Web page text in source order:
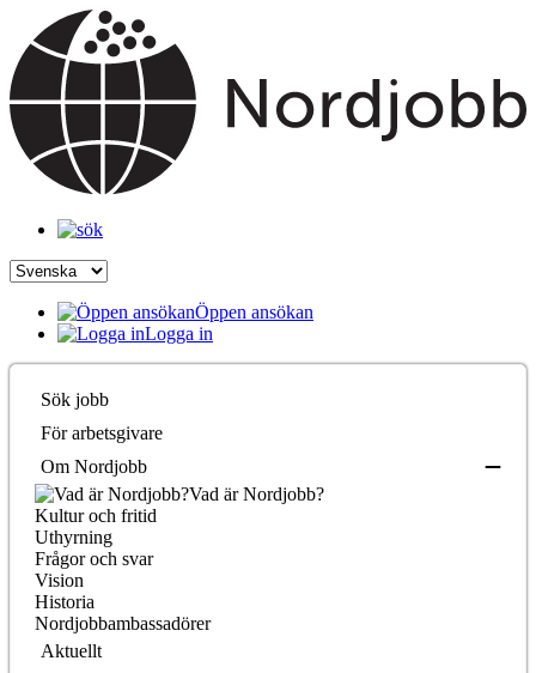
Öppen ansökan
Logga in
Sök jobb
För arbetsgivare
Om Nordjobb
Vad är Nordjobb?
Kultur och fritid
Uthyrning
Frågor och svar
Vision
Historia
Nordjobbambassadörer
Aktuellt